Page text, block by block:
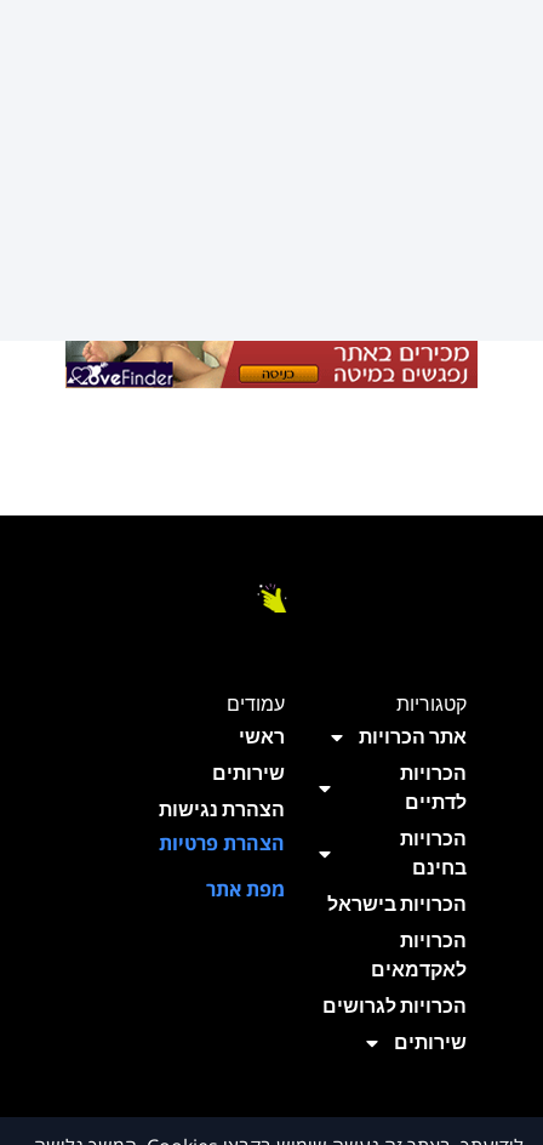
קטגוריות
אתר הכרויות
הכרויות
לדתיים
הכרויות
בחינם
הכרויות בישראל
הכרויות
לאקדמאים
הכרויות לגרושים
שירותים
עמודים
ראשי
שירותים
הצהרת נגישות
הצהרת פרטיות
מפת אתר